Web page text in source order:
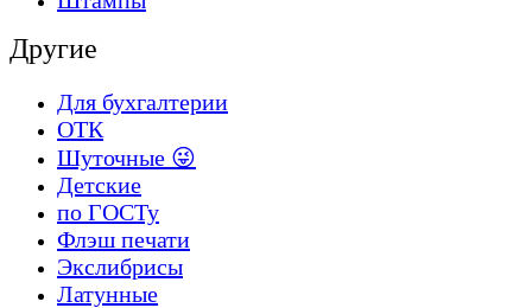
Другие
Для бухгалтерии
ОТК
Шуточные 😜
Детские
по ГОСТу
Флэш печати
Экслибрисы
Латунные